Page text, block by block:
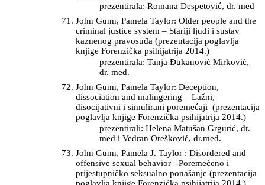
prezentirala: Romana Despetović, dr. med
John Gunn, Pamela Taylor: Older people and the
criminal justice system – Stariji ljudi i sustav
kaznenog pravosuđa (prezentacija poglavlja
knjige Forenzička psihijatrija 2014.)
prezentirala: Tanja Đukanović Mirković,
dr. med.
John Gunn, Pamela Taylor: Deception,
dissociation and malingering – Lažni,
disocijativni i simulirani poremećaji (prezentacija
poglavlja knjige Forenzička psihijatrija 2014.)
prezentirali: Helena Matušan Grgurić, dr.
med i Vedran Orešković, dr.med.
John Gunn, Pamela J. Taylor : Disordered and
offensive sexual behavior -Poremećeno i
prijestupničko seksualno ponašanje (prezentacija